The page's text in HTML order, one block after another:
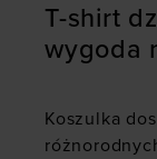
T-shirt
wygoda
Koszulka